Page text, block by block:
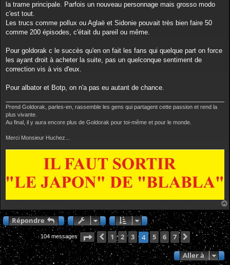
la trame principale. Parfois un nouveau personnage mais grosso modo
c'est tout.
Les trucs comme pollux ou Aglaë et Sidonie pouvait très bien faire 50
comme 200 épisodes, c'était du pareil ou même.
Pour goldorak c le succès qu'en on fait les fans qui quelque part on force
les ayant droit à acheter la suite, pas un quelconque sentiment de
correction vis à vis d'eux.
Pour albator et Botp, on n'a pas eu autant de chance.
Prend Goldorak, parles-en, rassemble les gens qui partagent cette passion et rend la
plus vivante.
Au final, il y aura encore plus de Goldorak pour toi-même et pour le monde.
Merci Monsieur Huchez...
Répondre
104 messages Page 4sur7
Précédente
1 2 3 4 5 6 7
Suivante
Aller à